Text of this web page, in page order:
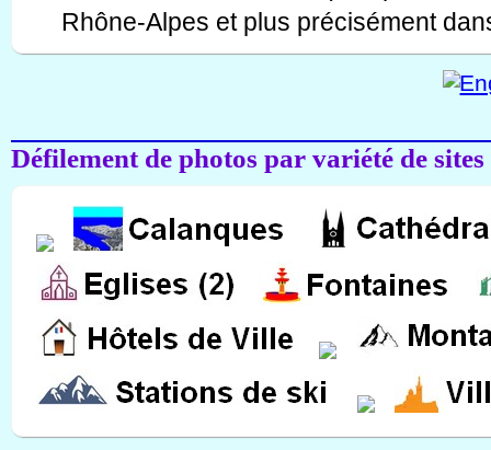
Rhône-Alpes et plus précisément
Défilement de photos par variété de